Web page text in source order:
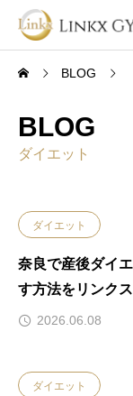
BLOG
BLOG
ダイエット
ダイエット
奈良で産後ダイ
す方法をリンク
2026.06.08
ダイエット